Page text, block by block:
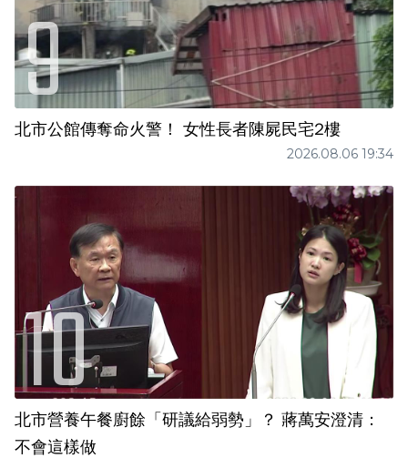
北市公館傳奪命火警！ 女性長者陳屍民宅2樓
2026.08.06 19:34
北市營養午餐廚餘「研議給弱勢」？ 蔣萬安澄清：
不會這樣做